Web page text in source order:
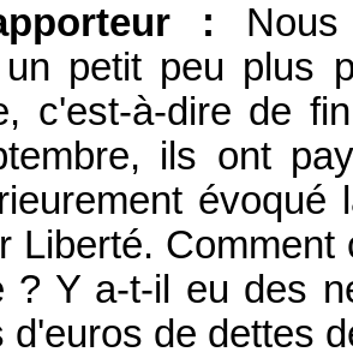
: Nous
un petit peu plus
c'est-à-dire de
ils ont
évoqué
Liberté.
? Y a-t-il eu des
d'euros de dettes